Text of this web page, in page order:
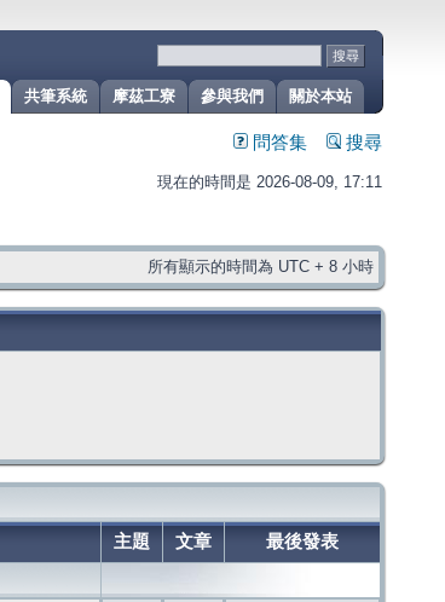
關於本站
參與我們
摩茲工寮
共筆系統
問答集 搜尋
現在的時間是 2026-08-09, 17:11
所有顯示的時間為 UTC + 8 小時
主題 文章
最後發表